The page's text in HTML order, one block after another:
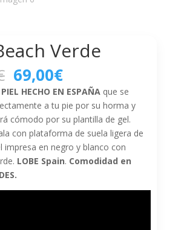
Verde
El
precio
original
era:
109,00€.
69,00€El
precio
actual
es:
69,00€.
PIEL HECHO EN ESPAÑA que se
a tu pie por su horma y
cómodo por su plantilla de gel.
con plataforma de suela ligera de
impresa en negro y blanco con
LOBE Spain. Comodidad en